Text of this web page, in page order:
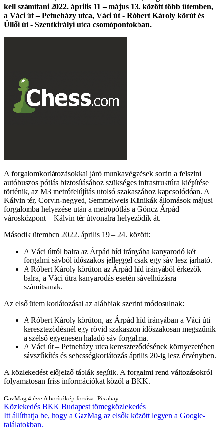
kell számítani 2022. április 11 – május 13. között több ütemben,
a Váci út – Petneházy utca, Váci út - Róbert Károly körút és
Üllői út - Szentkirályi utca csomópontokban.
A forgalomkorlátozásokkal járó munkavégzések során a felszíni
autóbuszos pótlás biztosításához szükséges infrastruktúra kiépítése
történik, az M3 metrófelújítás utolsó szakaszához kapcsolódóan. A
Kálvin tér, Corvin-negyed, Semmelweis Klinikák állomások májusi
forgalomba helyezése után a metrópótlás a Göncz Árpád
városközpont – Kálvin tér útvonalra helyeződik át.
Második ütemben 2022. április 19 – 24. között:
A Váci útról balra az Árpád híd irányába kanyarodó két
forgalmi sávból időszakos jelleggel csak egy sáv lesz járható.
A Róbert Károly körúton az Árpád híd irányából érkezők
balra, a Váci útra kanyarodás esetén sávelhúzásra
számítsanak.
Az első ütem korlátozásai az alábbiak szerint módosulnak:
A Róbert Károly körúton, az Árpád híd irányában a Váci úti
kereszteződésnél egy rövid szakaszon időszakosan megszűnik
a szélső egyenesen haladó sáv forgalma.
A Váci út – Petneházy utca kereszteződésének környezetében
sávszűkítés és sebességkorlátozás április 20-ig lesz érvényben.
A közlekedést előjelző táblák segítik. A forgalmi rend változásokról
folyamatosan friss információkat közöl a BKK.
GazMag 4 éve A borítókép forrása: Pixabay
Közlekedés BKK Budapest tömegközlekedés
Itt állíthatja be, hogy a GazMag az elsők között legyen a Google-
találatokban.